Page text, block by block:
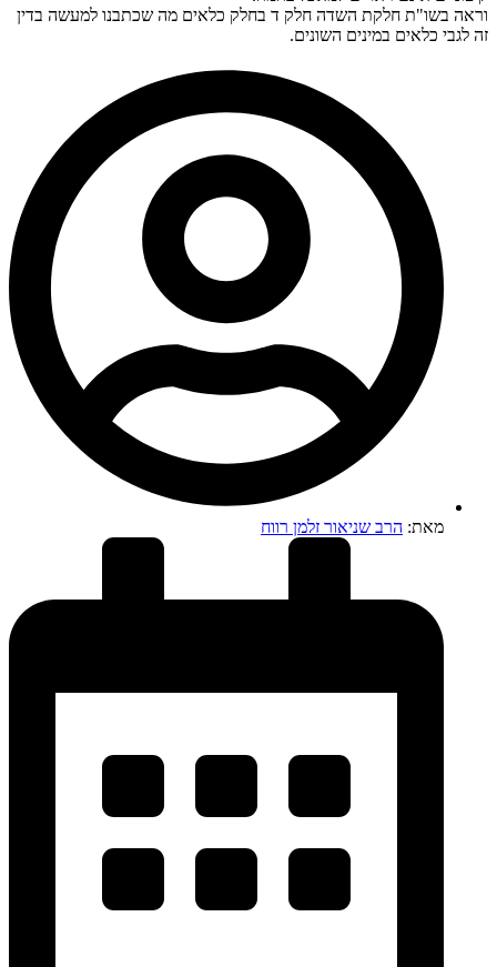
וראה בשו"ת חלקת השדה חלק ד בחלק כלאים מה שכתבנו למעשה בדין
זה לגבי כלאים במינים השונים.
מאת: הרב שניאור זלמן רווח